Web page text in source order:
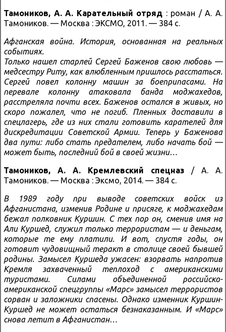
Тамоников, А. А. Карательный отряд : роман / А. А.
Тамоников. — Москва : ЭКСМО, 2011. — 384 с.
Афганская война. История, основанная на реальных
событиях.
Только нашел старлей Сергей Баженов свою любовь —
медсестру Риту, как влюбленным пришлось расстаться.
Сергей повел колонну машин за боеприпасами. На
перевале колонну атаковала банда моджахедов,
расстреляла почти всех. Баженов остался в живых, но
скоро пожалел, что не погиб. Пленных доставили в
спецлагерь, где из них стали готовить карателей для
дискредитации Советской Армии. Теперь у Баженова
два пути: либо стать предателем, либо начать бой —
может быть, последний бой в своей жизни…
Тамоников, А. А. Кремлевский спецназ / А. А.
Тамоников. — Москва : Эксмо, 2014. — 384 с.
В 1989 году при выводе советских войск из
Афганистана, изменив Родине и присяге, к моджахедам
бежал полковник Куршин. С тех пор он, сменив имя на
Али Куршед, служил только террористам — и деньгам,
которые те ему платили. И вот, спустя годы, он
готовит чудовищный теракт в столице своей бывшей
родины. Замысел Куршеда ужасен: взорвать напротив
Кремля захваченный теплоход с американскими
туристами. Силами объединенной российско-
американской спецгруппы «Марс» замысел террористов
сорван и заложники спасены. Однако изменник Куршин-
Куршед не может остаться безнаказанным. И «Марс»
снова летит в Афганистан…